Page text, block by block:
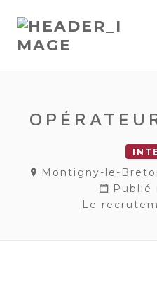
Montigny-le-
Publié
Le